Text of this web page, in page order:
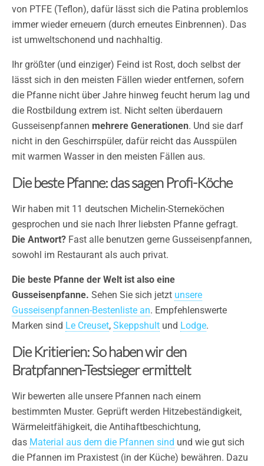
von PTFE (Teflon), dafür lässt sich die Patina problemlos
immer wieder erneuern (durch erneutes Einbrennen). Das
ist umweltschonend und nachhaltig.
Ihr größter (und einziger) Feind ist Rost, doch selbst der
lässt sich in den meisten Fällen wieder entfernen, sofern
die Pfanne nicht über Jahre hinweg feucht herum lag und
die Rostbildung extrem ist. Nicht selten überdauern
Gusseisenpfannen mehrere Generationen. Und sie darf
nicht in den Geschirrspüler, dafür reicht das Ausspülen
mit warmen Wasser in den meisten Fällen aus.
Die beste Pfanne: das sagen Profi-Köche
Wir haben mit 11 deutschen Michelin-Sterneköchen
gesprochen und sie nach Ihrer liebsten Pfanne gefragt.
Die Antwort? Fast alle benutzen gerne Gusseisenpfannen,
sowohl im Restaurant als auch privat.
Die beste Pfanne der Welt ist also eine
Gusseisenpfanne. Sehen Sie sich jetzt unsere
Gusseisenpfannen-Bestenliste an. Empfehlenswerte
Marken sind Le Creuset, Skeppshult und Lodge.
Die Kritierien: So haben wir den
Bratpfannen-Testsieger ermittelt
Wir bewerten alle unsere Pfannen nach einem
bestimmten Muster. Geprüft werden Hitzebeständigkeit,
Wärmeleitfähigkeit, die Antihaftbeschichtung,
das Material aus dem die Pfannen sind und wie gut sich
die Pfannen im Praxistest (in der Küche) bewähren. Dazu